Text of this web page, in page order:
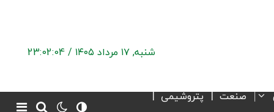
شنبه, ۱۷ مرداد ۱۴۰۵ / 23:02:04
صنعت
پتروشیمی